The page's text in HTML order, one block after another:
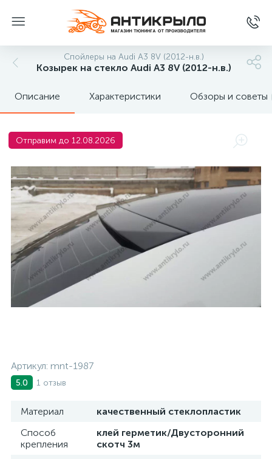
Спойлеры на Audi A3 8V (2012-н.в.)
Козырек на стекло Audi A3 8V (2012-н.в.)
Описание Характеристики Обзоры и советы
Отправим до 12.08.2026
Артикул: mnt-1987
5.0 1 отзыв
Материал
качественный стеклопластик
Способ
крепления
клей герметик/Двусторонний
скотч 3м